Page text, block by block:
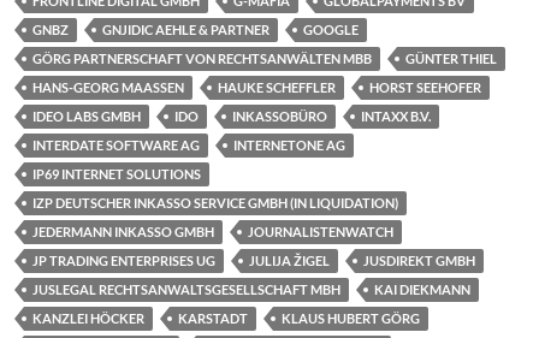
GNBZ
GNJIDIC AEHLE & PARTNER
GOOGLE
GÖRG PARTNERSCHAFT VON RECHTSANWÄLTEN MBB
GÜNTER THIEL
HANS-GEORG MAASSEN
HAUKE SCHEFFLER
HORST SEEHOFER
IDEO LABS GMBH
IDO INKASSOBÜRO
INTAXX B.V.
INTERDATE SOFTWARE AG
INTERNETONE AG
IP69 INTERNET SOLUTIONS
IZP DEUTSCHER INKASSO SERVICE GMBH (IN LIQUIDATION)
JEDERMANN INKASSO GMBH
JOURNALISTENWATCH
JP TRADING ENTERPRISES UG
JULIJA ŽIGEL
JUSDIREKT GMBH
JUSLEGAL RECHTSANWALTSGESELLSCHAFT MBH
KAI DIEKMANN
KANZLEI HÖCKER
KARSTADT
KLAUS HUBERT GÖRG